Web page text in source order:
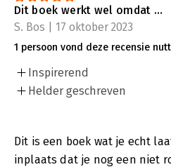
Dit boek werkt wel omdat …
S. Bos | 17 oktober 2023
1 persoon vond deze recensie
Inspirerend
Helder geschreven
Dit is een boek wat je echt
inplaats dat je nog een niet